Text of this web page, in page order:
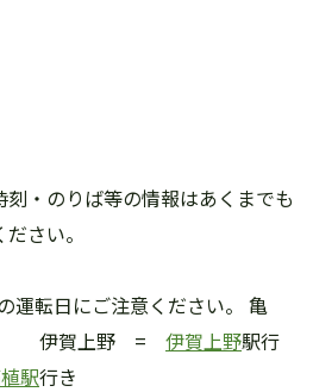
刻・のりば等の情報はあくまでも
さい。
運転日にご注意ください。 亀
伊賀上野 = 伊賀上野駅行
駅行き